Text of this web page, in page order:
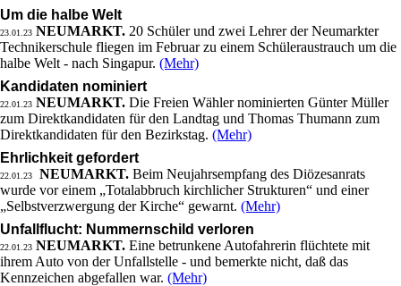
Um die halbe Welt
23.01.23 NEUMARKT. 20 Schüler und zwei Lehrer der Neumarkter
Technikerschule fliegen im Februar zu einem Schüleraustrauch um die
halbe Welt - nach Singapur. (Mehr)
Kandidaten nominiert
22.01.23 NEUMARKT. Die Freien Wähler nominierten Günter Müller
zum Direktkandidaten für den Landtag und Thomas Thumann zum
Direktkandidaten für den Bezirkstag. (Mehr)
Ehrlichkeit gefordert
22.01.23 NEUMARKT. Beim Neujahrsempfang des Diözesanrats
wurde vor einem „Totalabbruch kirchlicher Strukturen“ und einer
„Selbstverzwergung der Kirche“ gewarnt. (Mehr)
Unfallflucht: Nummernschild verloren
22.01.23 NEUMARKT. Eine betrunkene Autofahrerin flüchtete mit
ihrem Auto von der Unfallstelle - und bemerkte nicht, daß das
Kennzeichen abgefallen war. (Mehr)